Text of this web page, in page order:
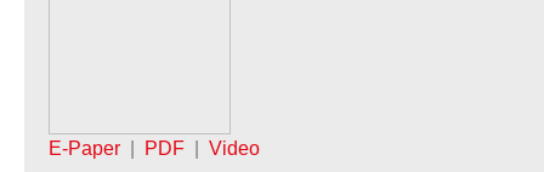
E-Paper PDF Video